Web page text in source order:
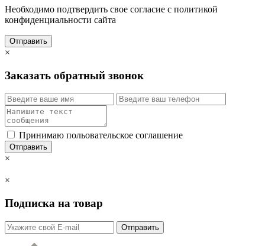
Необходимо подтвердить свое согласие с политикой
конфиденциальности сайта
Отправить
×
Заказать обратный звонок
Принимаю польовательское соглашение
Отправить
×
×
Подписка на товар
Отправить